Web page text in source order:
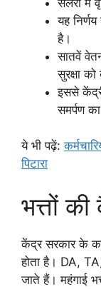
यह
है।
सातवें
सुरक्षा को
इससे
समर्पण
ये भी पढ़ें:
पिटारा
भत्तों
केंद्र सरकार के
होता है। DA,
जाते हैं। महंगाई